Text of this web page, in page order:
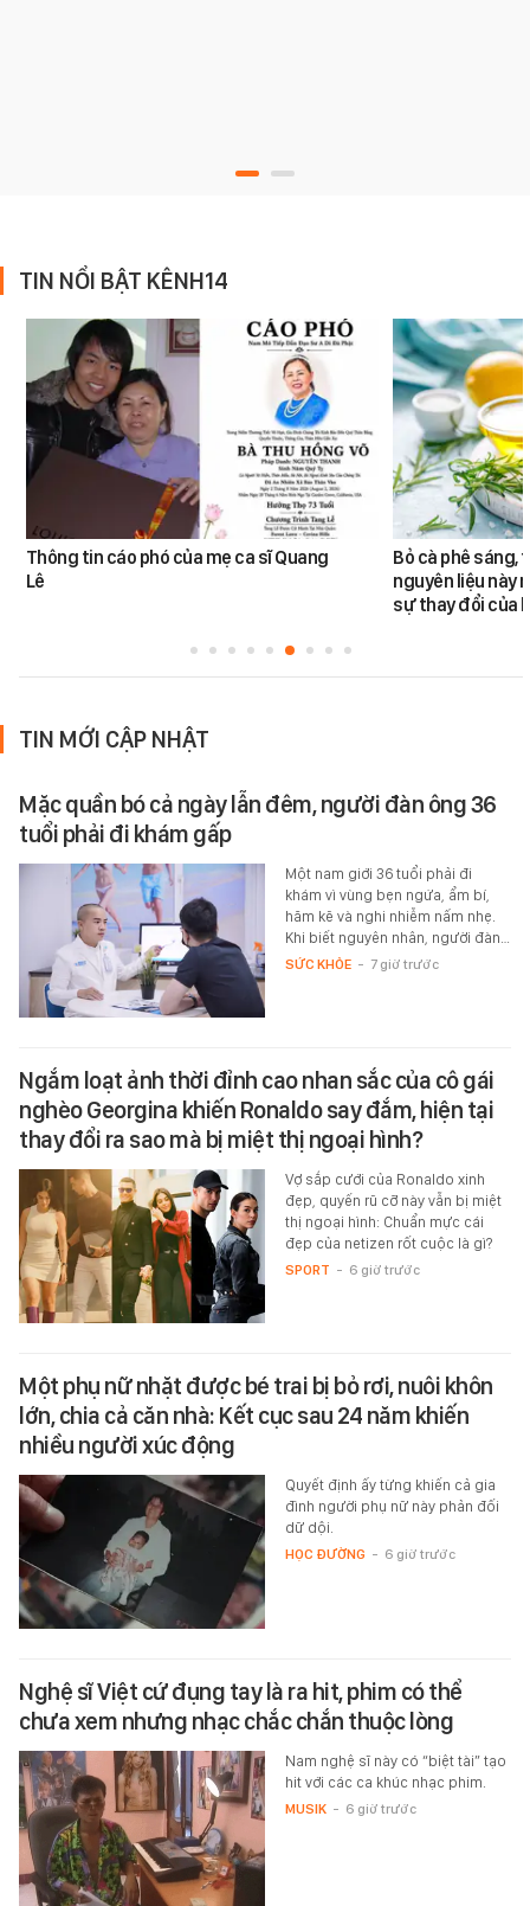
TIN NỔI BẬT KÊNH14
Thông tin cáo phó của mẹ ca sĩ Quang
Lê
Bỏ cà phê sáng,
nguyên liệu này
sự thay đổi của
TIN MỚI CẬP NHẬT
Mặc quần bó cả ngày lẫn đêm, người đàn ông 36
tuổi phải đi khám gấp
Một nam giới 36 tuổi phải đi
khám vì vùng bẹn ngứa, ẩm bí,
hăm kẽ và nghi nhiễm nấm nhẹ.
Khi biết nguyên nhân, người đàn…
SỨC KHỎE - 7 giờ trước
Ngắm loạt ảnh thời đỉnh cao nhan sắc của cô gái
nghèo Georgina khiến Ronaldo say đắm, hiện tại
thay đổi ra sao mà bị miệt thị ngoại hình?
Vợ sắp cưới của Ronaldo xinh
đẹp, quyến rũ cỡ này vẫn bị miệt
thị ngoại hình: Chuẩn mực cái
đẹp của netizen rốt cuộc là gì?
SPORT - 6 giờ trước
Một phụ nữ nhặt được bé trai bị bỏ rơi, nuôi khôn
lớn, chia cả căn nhà: Kết cục sau 24 năm khiến
nhiều người xúc động
Quyết định ấy từng khiến cả gia
đình người phụ nữ này phản đối
dữ dội.
HỌC ĐƯỜNG - 6 giờ trước
Nghệ sĩ Việt cứ đụng tay là ra hit, phim có thể
chưa xem nhưng nhạc chắc chắn thuộc lòng
Nam nghệ sĩ này có “biệt tài” tạo
hit với các ca khúc nhạc phim.
MUSIK - 6 giờ trước